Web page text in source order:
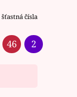
šťastná čísla
46 2